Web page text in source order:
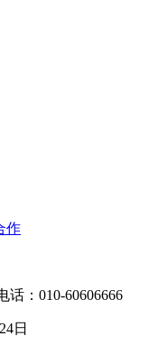
作
：010-60606666
日